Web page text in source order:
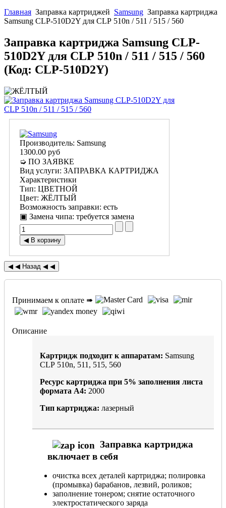
Главная Заправка картриджей Samsung Заправка картриджа
Samsung CLP-510D2Y для CLP 510n / 511 / 515 / 560
Заправка картриджа Samsung CLP-
510D2Y для CLP 510n / 511 / 515 / 560
(Код: CLP-510D2Y)
Производитель: Samsung
1300.00 руб
➭ ПО ЗАЯВКЕ
Вид услуги: ЗАПРАВКА КАРТРИДЖА
Характеристики
Тип: ЦВЕТНОЙ
Цвет: ЖЁЛТЫЙ
Возможность заправки: есть
▣ Замена чипа: требуется замена
Принимаем к оплате ➠
Описание
Картридж подходит к аппаратам: Samsung
CLP 510n, 511, 515, 560
Ресурс картриджа при 5% заполнения листа
формата А4: 2000
Тип картриджа: лазерный
Заправка картриджа
включает в себя
очистка всех деталей картриджа; полировка
(промывка) барабанов, лезвий, роликов;
заполнение тонером; снятие остаточного
электростатического заряда